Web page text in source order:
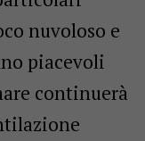
nuvoloso e
piacevoli
continuerà